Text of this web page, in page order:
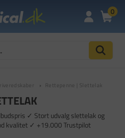
0
Rettepenne | Slettelak
✓ Stort udvalg slettelak og
kvalitet ✓ +19.000 Trustpilot